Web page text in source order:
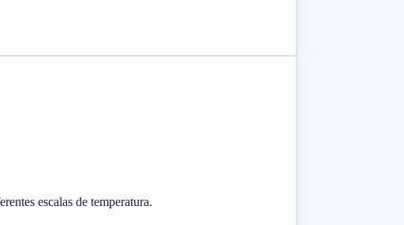
escalas de temperatura.